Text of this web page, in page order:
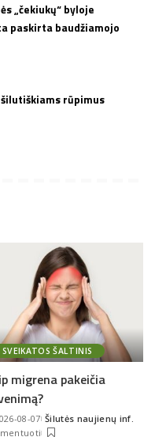
„čekiukų“ byloje
paskirta baudžiamojo
rūpimus
SVEIKATOS ŠALTINIS
migrena pakeičia
08-07Posted
Šilutės naujienų inf.